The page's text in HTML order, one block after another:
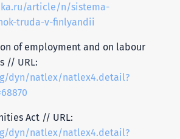
article/n/sistema-
truda-v-finlyandii
of employment and on labour
// URL:
dyn/natlex/natlex4.detail?
Act // URL:
dyn/natlex/natlex4.detail?